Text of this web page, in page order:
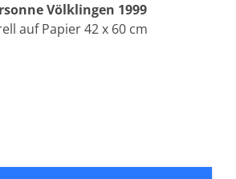
Völklingen 1999
auf Papier 42 x 60 cm